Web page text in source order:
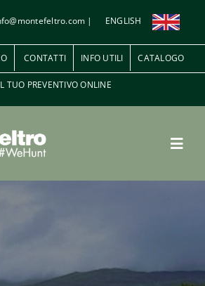
| ENGLISH
CONTATTI INFO UTILI CATALOGO
TUO PREVENTIVO ONLINE